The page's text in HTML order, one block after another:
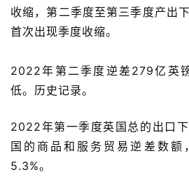
收缩，第二季度至第三季度产出
首次出现季度收缩。
2022年第二季度逆差279亿英
低。历史记录。
2022年第一季度英国总的出口
国的商品和服务贸易逆差数额
5.3%。